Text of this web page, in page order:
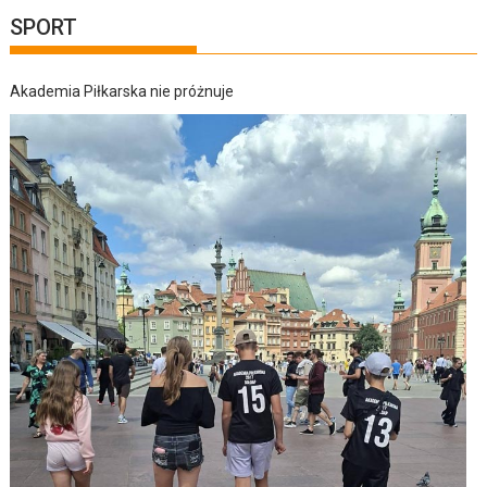
SPORT
Akademia Piłkarska nie próżnuje